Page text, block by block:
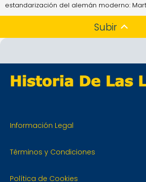
estandarización del alemán moderno:
Subir
Información Legal
Términos y Condiciones
Política de Cookies